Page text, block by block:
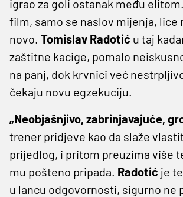
igrao za goli ostanak među
film, samo se naslov mijenja, lice
novo. Tomislav Radotić u taj
zaštitne kacige, pomalo
na panj, dok krvnici već
čekaju novu egzekuciju.
„Neobjašnjivo, zabrinjavajuće,
trener pridjeve kao da slaže
prijedlog, i pritom preuzima više
mu pošteno pripada. Radotić je
u lancu odgovornosti, sigurno ne